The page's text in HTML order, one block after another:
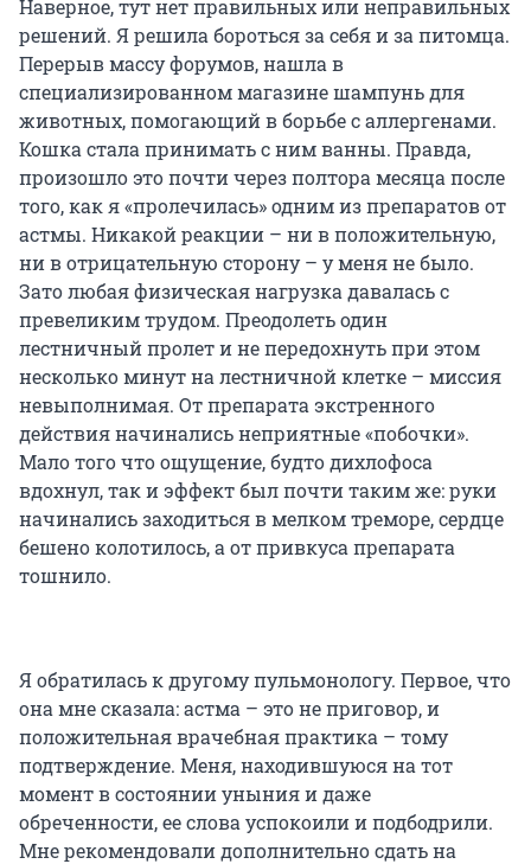
Наверное, тут нет правильных или неправильных
решений. Я решила бороться за себя и за питомца.
Перерыв массу форумов, нашла в
специализированном магазине шампунь для
животных, помогающий в борьбе с аллергенами.
Кошка стала принимать с ним ванны. Правда,
произошло это почти через полтора месяца после
того, как я «пролечилась» одним из препаратов от
астмы. Никакой реакции – ни в положительную,
ни в отрицательную сторону – у меня не было.
Зато любая физическая нагрузка давалась с
превеликим трудом. Преодолеть один
лестничный пролет и не передохнуть при этом
несколько минут на лестничной клетке – миссия
невыполнимая. От препарата экстренного
действия начинались неприятные «побочки».
Мало того что ощущение, будто дихлофоса
вдохнул, так и эффект был почти таким же: руки
начинались заходиться в мелком треморе, сердце
бешено колотилось, а от привкуса препарата
тошнило.
Я обратилась к другому пульмонологу. Первое, что
она мне сказала: астма – это не приговор, и
положительная врачебная практика – тому
подтверждение. Меня, находившуюся на тот
момент в состоянии уныния и даже
обреченности, ее слова успокоили и подбодрили.
Мне рекомендовали дополнительно сдать на